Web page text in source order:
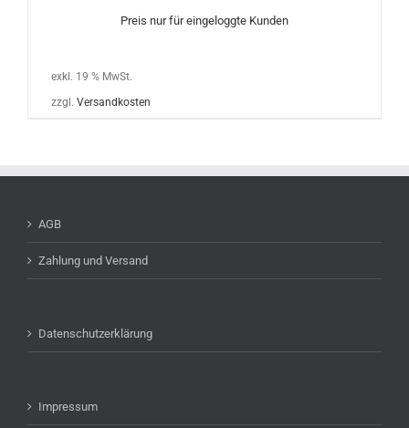
Preis nur für eingeloggte Kunden
exkl. 19 % MwSt.
zzgl. Versandkosten
AGB
Zahlung und Versand
Datenschutzerklärung
Impressum